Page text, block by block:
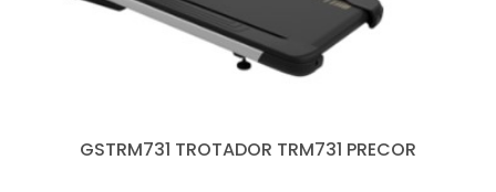
GSTRM731 TROTADOR TRM731 PRECOR